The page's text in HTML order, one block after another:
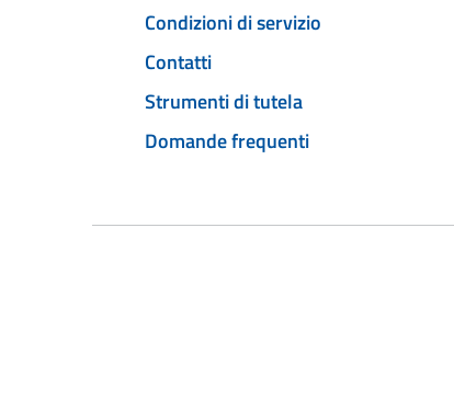
Condizioni di servizio
Contatti
Strumenti di tutela
Domande frequenti